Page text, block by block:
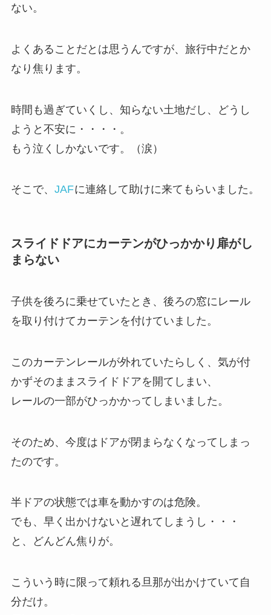
ない。
よくあることだとは思うんですが、旅行中だとか
なり焦ります。
時間も過ぎていくし、知らない土地だし、どうし
ようと不安に・・・・。
もう泣くしかないです。（涙）
そこで、 JAFに連絡して助けに来てもらいました。
スライドドアにカーテンがひっかかり扉がし
まらない
子供を後ろに乗せていたとき、後ろの窓にレール
を取り付けてカーテンを付けていました。
このカーテンレールが外れていたらしく、気が付
かずそのままスライドドアを開てしまい、
レールの一部がひっかかってしまいました。
そのため、今度は ドアが閉まらなくなってしまっ
たのです。
半ドアの状態では車を動かすのは危険。
でも、早く出かけないと遅れてしまうし・・・
と、どんどん焦りが。
こういう時に限って頼れる旦那が出かけていて自
分だけ。